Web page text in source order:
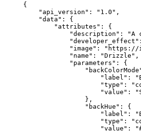
{
"api_version" : " 1.0 " ,
"data" : {
"attributes" : {
"description" : "A
"developer_effect"
"image" : " https://
"name" : "Drizzle " ,
"parameters" : {
"label" : "
"type" : "
"value" : "
},
"backHue" : {
"label" : "
"type" : "
"value" : "